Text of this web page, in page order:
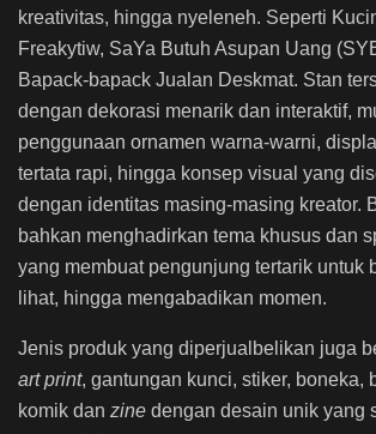
kreativitas, hingga nyeleneh. Seperti
Freakytiw, SaYa Butuh Asupan Uang
Bapack-bapack Jualan Deskmat. Stan
dengan dekorasi menarik dan interaktif,
penggunaan ornamen warna-warni,
tertata rapi, hingga konsep visual yang
dengan identitas masing-masing kreator.
bahkan menghadirkan tema khusus dan
yang membuat pengunjung tertarik untuk
lihat, hingga mengabadikan momen.
Jenis produk yang diperjualbelikan juga
art print, gantungan kunci, stiker, boneka,
komik dan zine dengan desain unik yang